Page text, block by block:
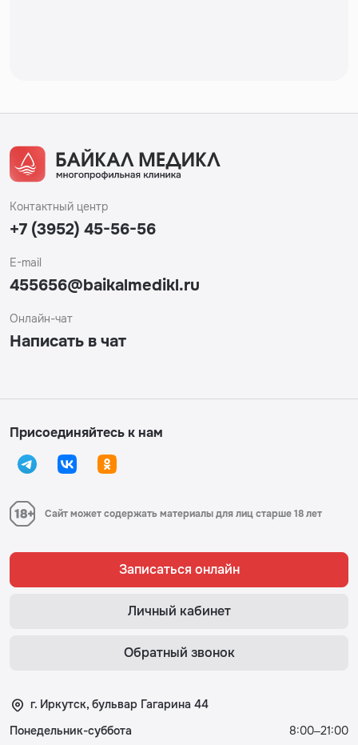
Контактный центр
+7 (3952) 45-56-56
E-mail
455656@baikalmedikl.ru
Онлайн-чат
Написать в чат
Присоединяйтесь к нам
Сайт может содержать материалы для лиц старше 18 лет
Записаться онлайн
Личный кабинет
Обратный звонок
г. Иркутск, бульвар Гагарина 44
Понедельник-суббота
8:00–21:00